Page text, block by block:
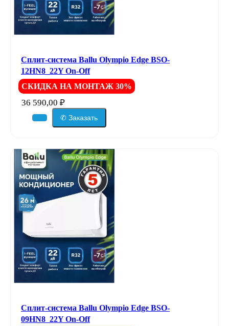
Сплит-система Ballu Olympio Edge BSO-
12HN8_22Y On-Off
СКИДКА НА МОНТАЖ 30%
36 590,00 ₽
✆ Заказать
Сплит-система Ballu Olympio Edge BSO-
09HN8_22Y On-Off